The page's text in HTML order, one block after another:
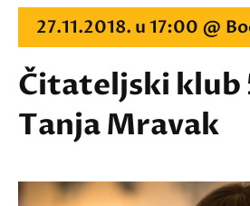
27.11.2018. u 17:00 @
Čitateljski klub
Tanja Mravak